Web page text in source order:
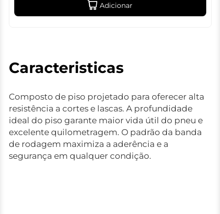
Adicionar
Caracteristicas
Composto de piso projetado para oferecer alta
resistência a cortes e lascas. A profundidade
ideal do piso garante maior vida útil do pneu e
excelente quilometragem. O padrão da banda
de rodagem maximiza a aderência e a
segurança em qualquer condição.